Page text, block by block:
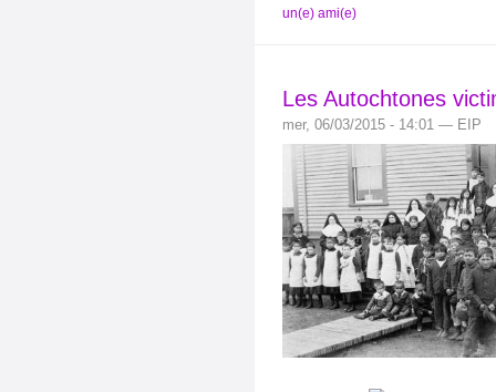
un(e) ami(e)
Les Autochtones
mer, 06/03/2015 - 14:01 — EIP